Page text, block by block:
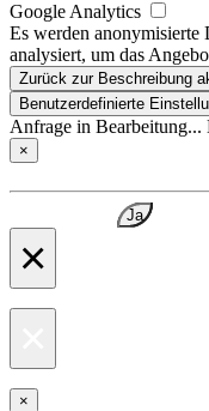
Google Analytics
Es werden anonymisierte
analysiert, um das
Zurück zur Beschreibung
Benutzerdefinierte
Anfrage in Bearbeitung...
×
Ja
×
×